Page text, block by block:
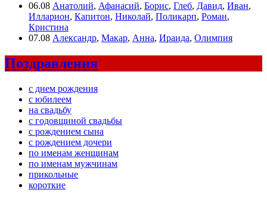
06.08 Анатолий, Афанасий, Борис, Глеб, Давид, Иван,
Илларион, Капитон, Николай, Поликарп, Роман,
Кристина
07.08 Александр, Макар, Анна, Ираида, Олимпия
Поздравления
с днем рождения
с юбилеем
на свадьбу
с годовщиной свадьбы
с рождением сына
с рождением дочери
по именам женщинам
по именам мужчинам
прикольные
короткие